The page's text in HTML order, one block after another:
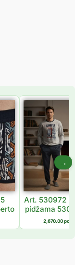
Art. 530972
pidžama
2,670.00рсд
→